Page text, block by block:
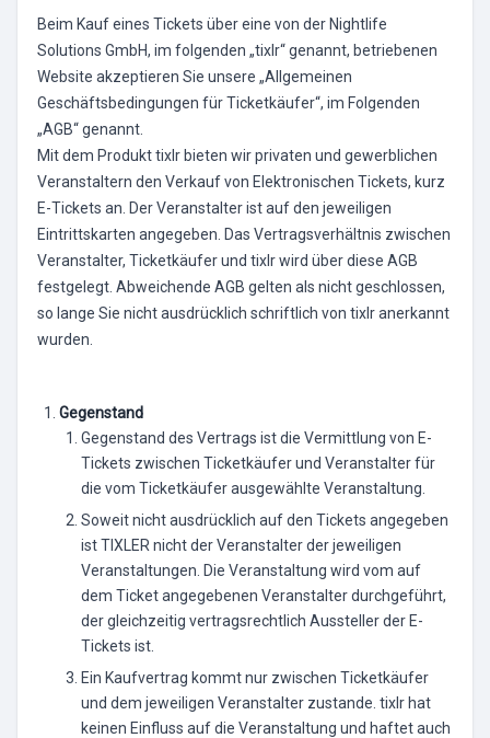
Beim Kauf eines Tickets über eine von der Nightlife
Solutions GmbH, im folgenden „tixlr“ genannt, betriebenen
Website akzeptieren Sie unsere „Allgemeinen
Geschäftsbedingungen für Ticketkäufer“, im Folgenden
„AGB“ genannt.
Mit dem Produkt tixlr bieten wir privaten und gewerblichen
Veranstaltern den Verkauf von Elektronischen Tickets, kurz
E-Tickets an. Der Veranstalter ist auf den jeweiligen
Eintrittskarten angegeben. Das Vertragsverhältnis zwischen
Veranstalter, Ticketkäufer und tixlr wird über diese AGB
festgelegt. Abweichende AGB gelten als nicht geschlossen,
so lange Sie nicht ausdrücklich schriftlich von tixlr anerkannt
wurden.
Gegenstand
Gegenstand des Vertrags ist die Vermittlung von E-
Tickets zwischen Ticketkäufer und Veranstalter für
die vom Ticketkäufer ausgewählte Veranstaltung.
Soweit nicht ausdrücklich auf den Tickets angegeben
ist TIXLER nicht der Veranstalter der jeweiligen
Veranstaltungen. Die Veranstaltung wird vom auf
dem Ticket angegebenen Veranstalter durchgeführt,
der gleichzeitig vertragsrechtlich Aussteller der E-
Tickets ist.
Ein Kaufvertrag kommt nur zwischen Ticketkäufer
und dem jeweiligen Veranstalter zustande. tixlr hat
keinen Einfluss auf die Veranstaltung und haftet auch